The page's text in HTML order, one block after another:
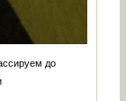
до